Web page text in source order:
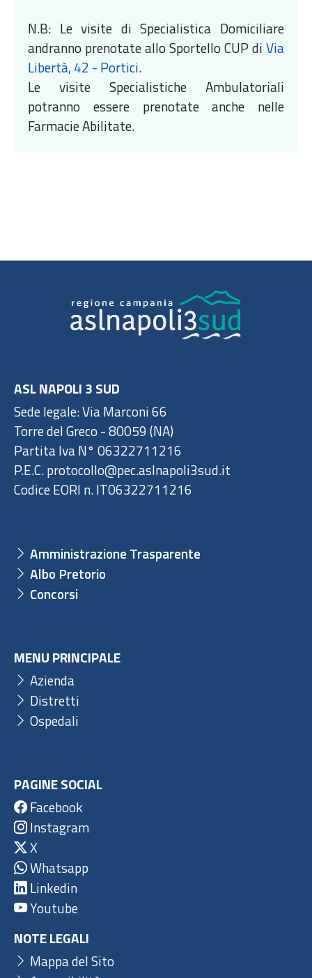
N.B: Le visite di Specialistica Domiciliare
andranno prenotate allo Sportello CUP di Via
Libertà, 42 - Portici.
Le visite Specialistiche Ambulatoriali
potranno essere prenotate anche nelle
Farmacie Abilitate.
ASL NAPOLI 3 SUD
Sede legale: Via Marconi 66
Torre del Greco - 80059 (NA)
Partita Iva N° 06322711216
P.E.C. protocollo@pec.aslnapoli3sud.it
Codice EORI n. IT06322711216
Amministrazione Trasparente
Albo Pretorio
Concorsi
MENU PRINCIPALE
Azienda
Distretti
Ospedali
PAGINE SOCIAL
Facebook
Instagram
X
Whatsapp
Linkedin
Youtube
NOTE LEGALI
Mappa del Sito